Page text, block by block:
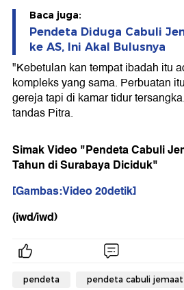
Baca juga:
Pendeta Diduga Cabuli
ke AS, Ini Akal Bulusnya
"Kebetulan kan tempat ibadah itu
kompleks yang sama. Perbuatan
gereja tapi di kamar tidur
tandas Pitra.
Simak Video "Pendeta Cabuli
Tahun di Surabaya Diciduk"
[Gambas:Video 20detik]
(iwd/iwd)
pendeta pendeta cabuli jemaat